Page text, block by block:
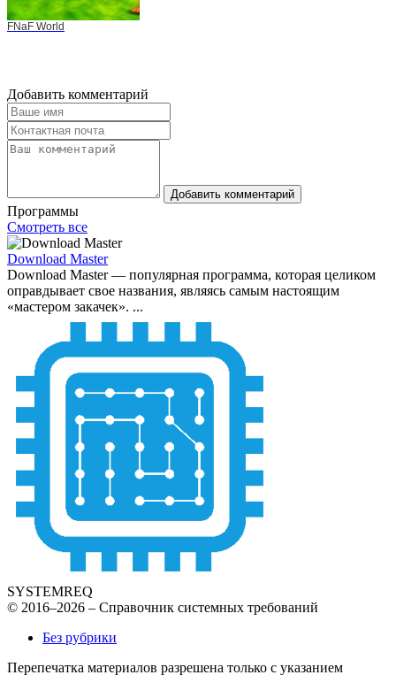
FNaF World
Добавить комментарий
Добавить комментарий
Программы
Смотреть все
Download Master
Download Master — популярная программа, которая целиком
оправдывает свое названия, являясь самым настоящим
«мастером закачек». ...
SYSTEMREQ
© 2016–2026 – Справочник системных требований
Без рубрики
Перепечатка материалов разрешена только с указанием